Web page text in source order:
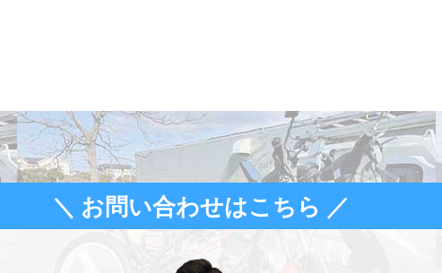
＼ お問い合わせはこちら ／